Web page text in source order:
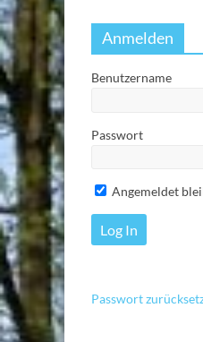
Anmelden
Benutzername
Passwort
Angemeldet
Passwort